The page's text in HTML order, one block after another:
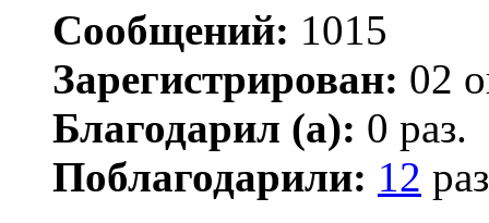
Сообщений: 1015
Зарегистрирован: 02
Благодарил (а): 0 раз.
Поблагодарили: 12